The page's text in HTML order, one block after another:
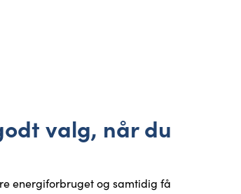
valg, når du
energiforbruget og samtidig få